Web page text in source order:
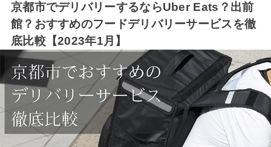
京都市でデリバリーするならUber Eats？出前
館？おすすめのフードデリバリーサービスを徹
底比較【2023年1月】